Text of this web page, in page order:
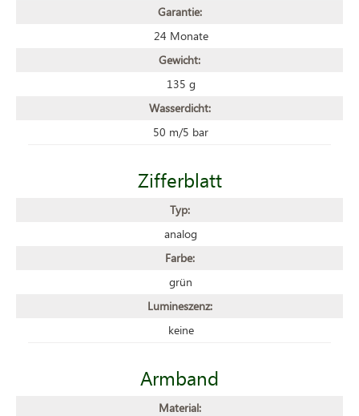
Garantie:
24 Monate
Gewicht:
135 g
Wasserdicht:
50 m/5 bar
Zifferblatt
Typ:
analog
Farbe:
grün
Lumineszenz:
keine
Armband
Material: